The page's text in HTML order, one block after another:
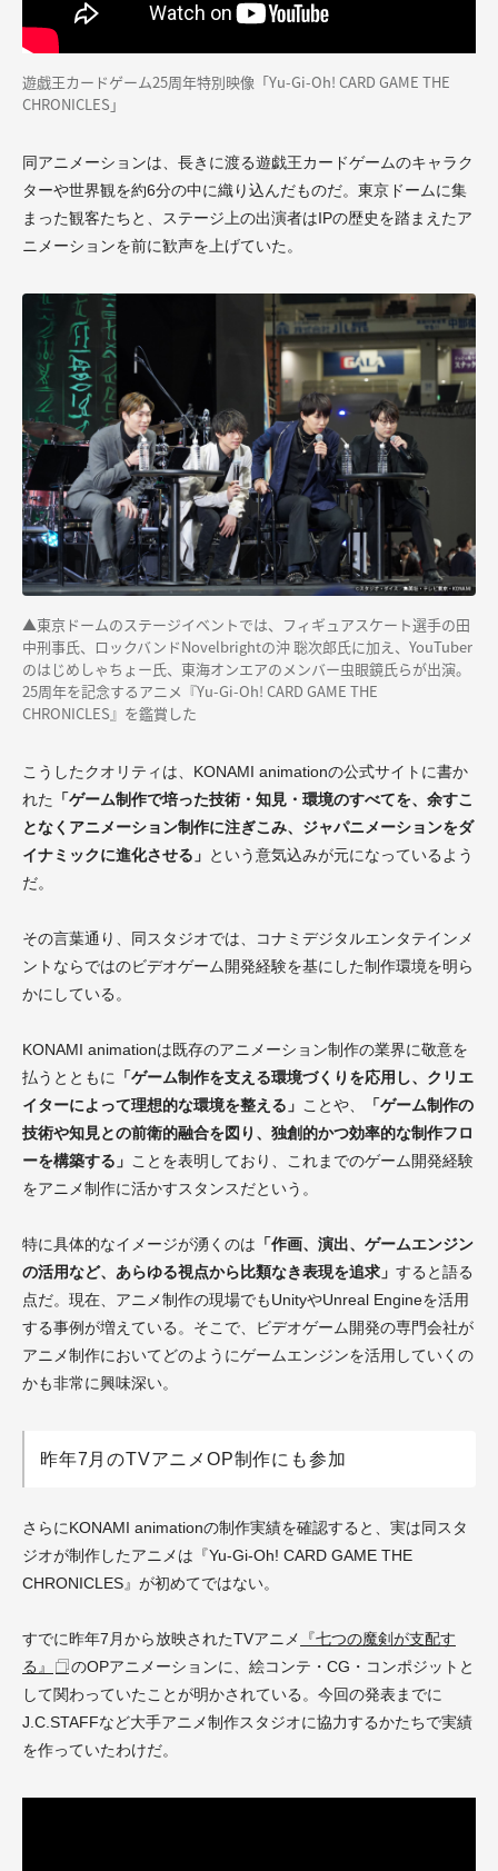
遊戯王カードゲーム25周年特別映像「Yu-Gi-Oh! CARD GAME THE
CHRONICLES」
同アニメーションは、長きに渡る遊戯王カードゲームのキャラク
ターや世界観を約6分の中に織り込んだものだ。東京ドームに集
まった観客たちと、ステージ上の出演者はIPの歴史を踏まえたア
ニメーションを前に歓声を上げていた。
▲東京ドームのステージイベントでは、フィギュアスケート選手の田
中刑事氏、ロックバンドNovelbrightの沖 聡次郎氏に加え、YouTuber
のはじめしゃちょー氏、東海オンエアのメンバー虫眼鏡氏らが出演。
25周年を記念するアニメ『Yu-Gi-Oh! CARD GAME THE
CHRONICLES』を鑑賞した
こうしたクオリティは、KONAMI animationの公式サイトに書か
れた
「ゲーム制作で培った技術・知見・環境のすべてを、余すこ
となくアニメーション制作に注ぎこみ、ジャパニメーションをダ
イナミックに進化させる」 という意気込みが元になっているよう
だ。
その言葉通り、同スタジオでは、コナミデジタルエンタテインメ
ントならではのビデオゲーム開発経験を基にした制作環境を明ら
かにしている。
KONAMI animationは既存のアニメーション制作の業界に敬意を
払うとともに
「ゲーム制作を支える環境づくりを応用し、クリエ
イターによって理想的な環境を整える」 ことや、
「ゲーム制作の
技術や知見との前衛的融合を図り、独創的かつ効率的な制作フロ
ーを構築する」 ことを表明しており、これまでのゲーム開発経験
をアニメ制作に活かすスタンスだという。
特に具体的なイメージが湧くのは 「作画、演出、ゲームエンジン
の活用など、あらゆる視点から比類なき表現を追求」 すると語る
点だ。現在、アニメ制作の現場でもUnityやUnreal Engineを活用
する事例が増えている。そこで、ビデオゲーム開発の専門会社が
アニメ制作においてどのようにゲームエンジンを活用していくの
かも非常に興味深い。
昨年7月のTVアニメOP制作にも参加
さらにKONAMI animationの制作実績を確認すると、実は同スタ
ジオが制作したアニメは『Yu-Gi-Oh! CARD GAME THE
CHRONICLES』が初めてではない。
すでに昨年7月から放映されたTVアニメ
『七つの魔剣が支配す
る』
のOPアニメーションに、絵コンテ・CG・コンポジットと
して関わっていたことが明かされている。今回の発表までに
J.C.STAFFなど大手アニメ制作スタジオに協力するかたちで実績
を作っていたわけだ。